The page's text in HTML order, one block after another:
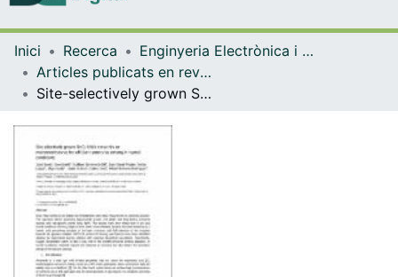
Navega per tot el DD
Com publicar
Inici Recerca
Enginyeria Electrònica i Biomèdica
Articles publicats en revistes (Enginyeria Electrònica i Biomèdica)
Site-selectively grown SnO2 NWs networks on micromembranes for efficient ammonia sensing in humid conditions